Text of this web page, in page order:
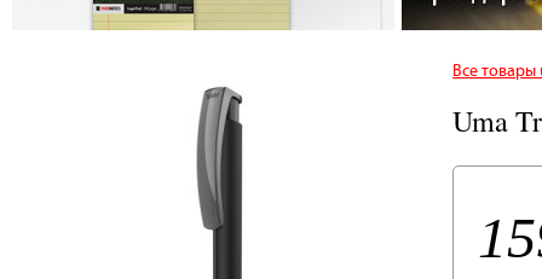
Все товары
Uma